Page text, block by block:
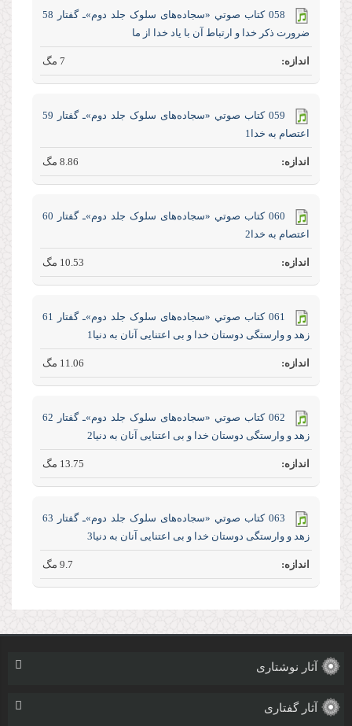
058 كتاب صوتي «سجاده‌های سلوک جلد‌ دوم»ـ گفتار 58
ضرورت ذکر خدا و ارتباط آن با یاد خدا از ما
7 مگ
059 كتاب صوتي «سجاده‌های سلوک جلد‌ دوم»ـ گفتار 59
اعتصام به خدا1
8.86 مگ
060 كتاب صوتي «سجاده‌های سلوک جلد‌ دوم»ـ گفتار 60
اعتصام به خدا2
10.53 مگ
061 كتاب صوتي «سجاده‌های سلوک جلد‌ دوم»ـ گفتار 61
زهد و وارستگی دوستان خدا و بی اعتنایی آنان به دنیا1
11.06 مگ
062 كتاب صوتي «سجاده‌های سلوک جلد‌ دوم»ـ گفتار 62
زهد و وارستگی دوستان خدا و بی اعتنایی آنان به دنیا2
13.75 مگ
063 كتاب صوتي «سجاده‌های سلوک جلد‌ دوم»ـ گفتار 63
زهد و وارستگی دوستان خدا و بی اعتنایی آنان به دنیا3
9.7 مگ
آثار نوشتاری
آثار گفتاری